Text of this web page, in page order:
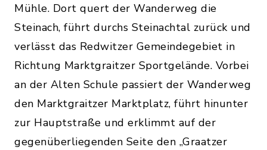
Mühle. Dort quert der Wanderweg die
Steinach, führt durchs Steinachtal zurück und
verlässt das Redwitzer Gemeindegebiet in
Richtung Marktgraitzer Sportgelände. Vorbei
an der Alten Schule passiert der Wanderweg
den Marktgraitzer Marktplatz, führt hinunter
zur Hauptstraße und erklimmt auf der
gegenüberliegenden Seite den „Graatzer